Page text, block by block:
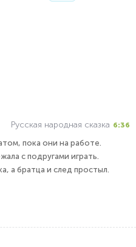
Русская народная сказка 6:36
пока они на работе.
с подругами играть.
а братца и след простыл.